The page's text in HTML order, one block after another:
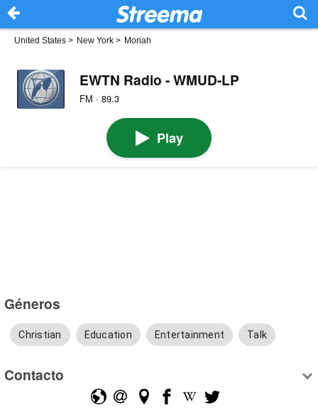
United States > New York > Moriah
EWTN Radio - WMUD-LP
FM · 89.3
Play
Géneros
Christian Education Entertainment Talk
Contacto